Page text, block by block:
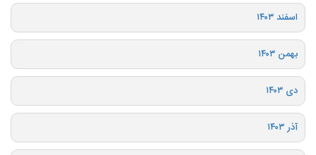
اسفند ۱۴۰۳
بهمن ۱۴۰۳
دی ۱۴۰۳
آذر ۱۴۰۳